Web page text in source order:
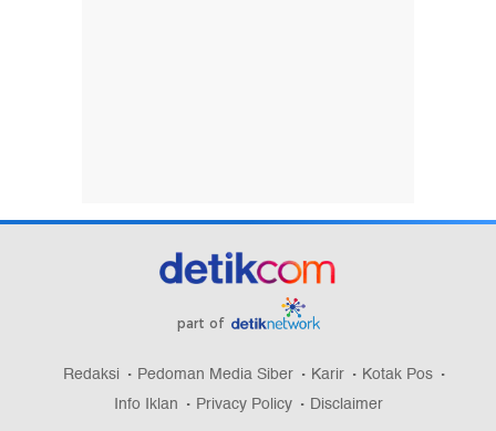
part of
Redaksi Pedoman Media Siber Karir
Kotak Pos
Info Iklan
Privacy Policy Disclaimer